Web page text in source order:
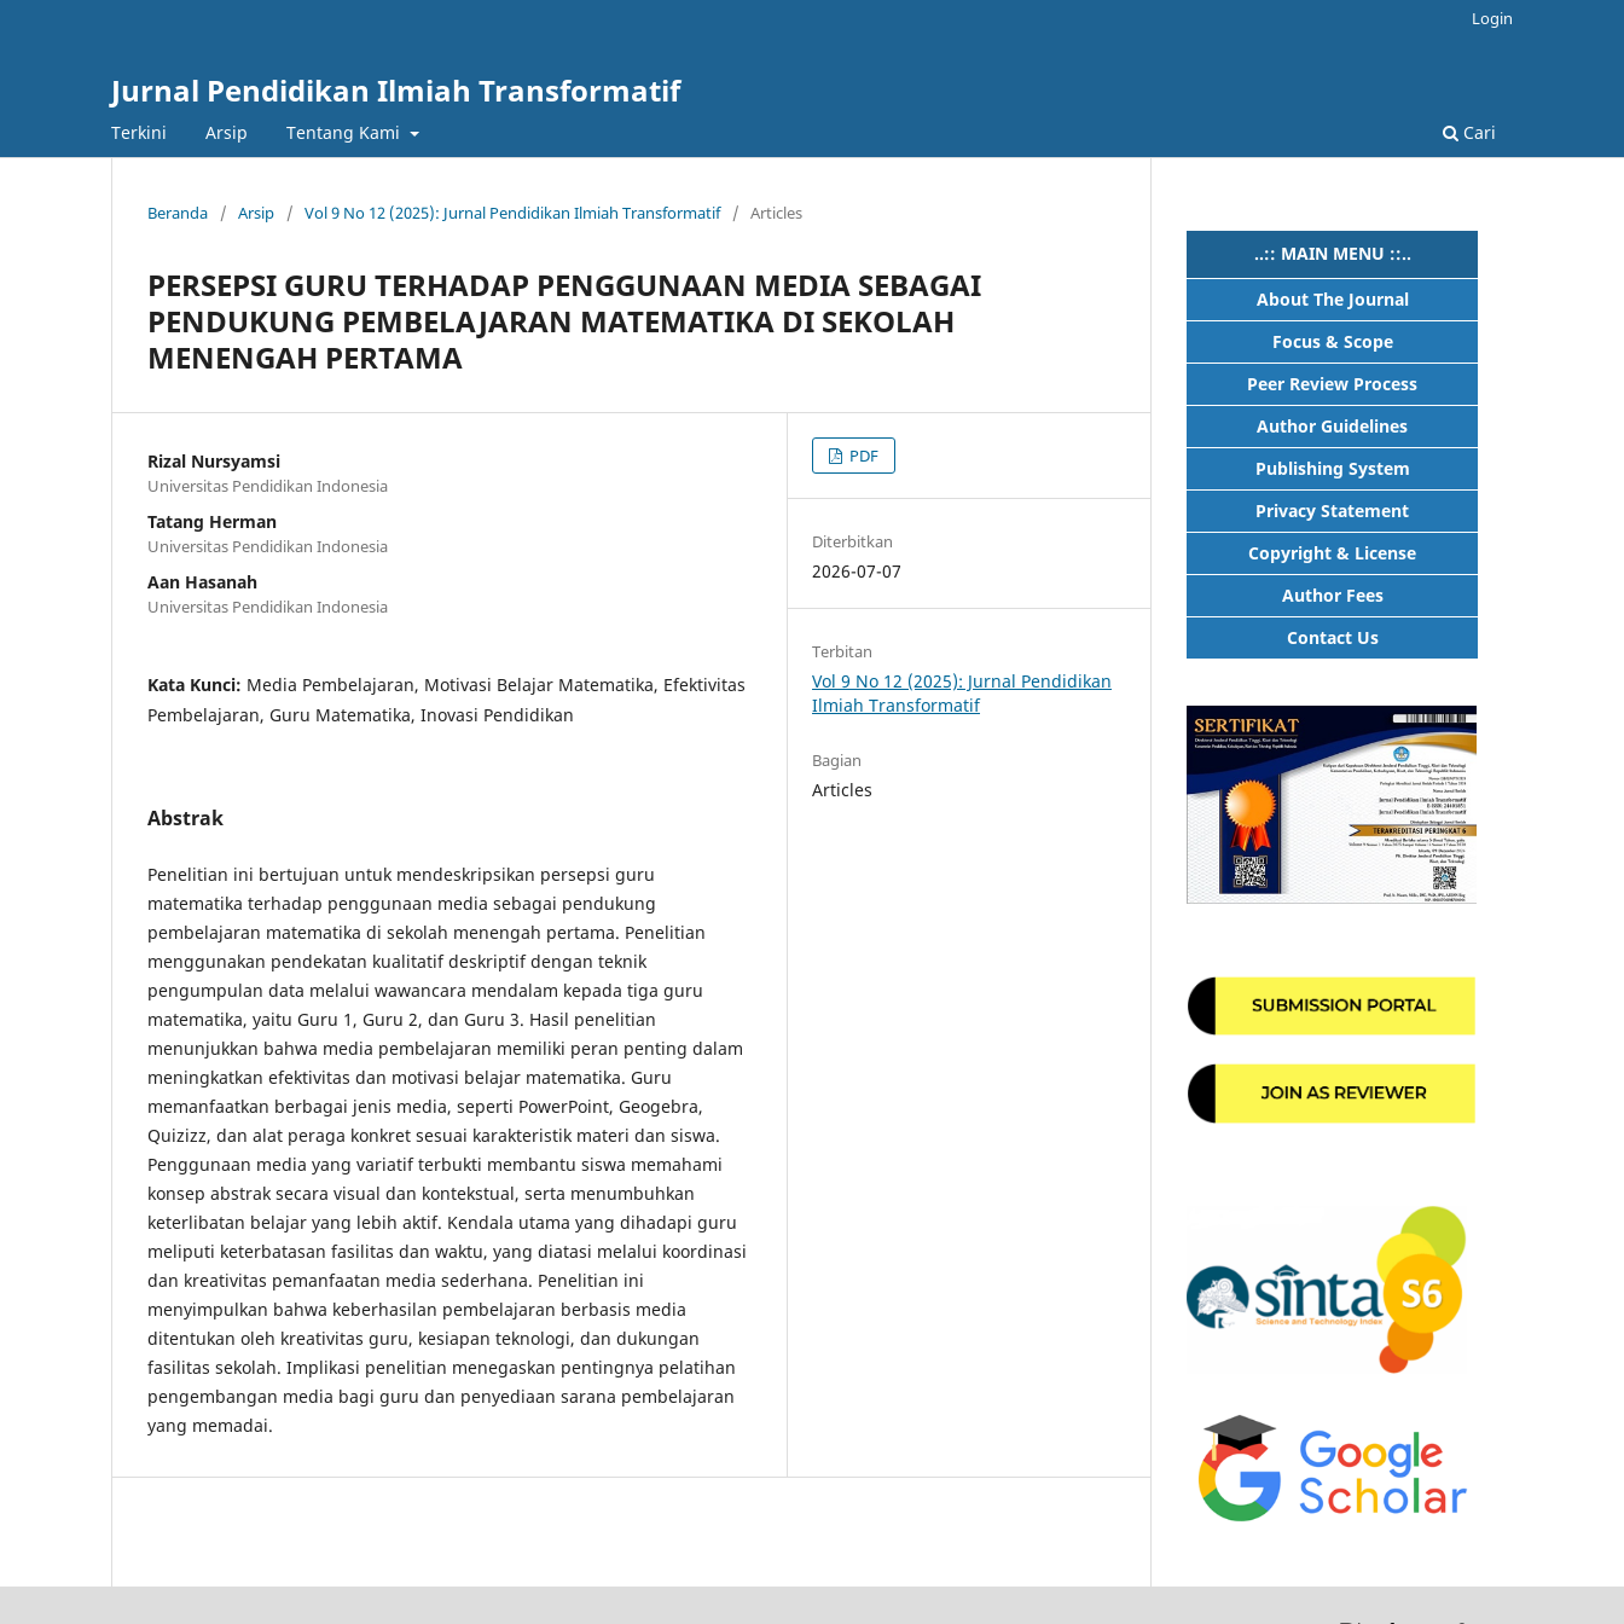
Jurnal Pendidikan Ilmiah Transformatif
Terkini Arsip Tentang Kami Cari
Login
Beranda / Arsip / Vol 9 No 12 (2025): Jurnal Pendidikan Ilmiah Transformatif / Articles
PERSEPSI GURU TERHADAP PENGGUNAAN MEDIA SEBAGAI
PENDUKUNG PEMBELAJARAN MATEMATIKA DI SEKOLAH
MENENGAH PERTAMA
Rizal Nursyamsi
Universitas Pendidikan Indonesia
Tatang Herman
Universitas Pendidikan Indonesia
Aan Hasanah
Universitas Pendidikan Indonesia
Kata Kunci: Media Pembelajaran, Motivasi Belajar Matematika, Efektivitas
Pembelajaran, Guru Matematika, Inovasi Pendidikan
Abstrak
Penelitian ini bertujuan untuk mendeskripsikan persepsi guru
matematika terhadap penggunaan media sebagai pendukung
pembelajaran matematika di sekolah menengah pertama. Penelitian
menggunakan pendekatan kualitatif deskriptif dengan teknik
pengumpulan data melalui wawancara mendalam kepada tiga guru
matematika, yaitu Guru 1, Guru 2, dan Guru 3. Hasil penelitian
menunjukkan bahwa media pembelajaran memiliki peran penting dalam
meningkatkan efektivitas dan motivasi belajar matematika. Guru
memanfaatkan berbagai jenis media, seperti PowerPoint, Geogebra,
Quizizz, dan alat peraga konkret sesuai karakteristik materi dan siswa.
Penggunaan media yang variatif terbukti membantu siswa memahami
konsep abstrak secara visual dan kontekstual, serta menumbuhkan
keterlibatan belajar yang lebih aktif. Kendala utama yang dihadapi guru
meliputi keterbatasan fasilitas dan waktu, yang diatasi melalui koordinasi
dan kreativitas pemanfaatan media sederhana. Penelitian ini
menyimpulkan bahwa keberhasilan pembelajaran berbasis media
ditentukan oleh kreativitas guru, kesiapan teknologi, dan dukungan
fasilitas sekolah. Implikasi penelitian menegaskan pentingnya pelatihan
pengembangan media bagi guru dan penyediaan sarana pembelajaran
yang memadai.
PDF
Diterbitkan
2026-07-07
Terbitan
Vol 9 No 12 (2025): Jurnal Pendidikan
Ilmiah Transformatif
Bagian
Articles
..:: MAIN MENU ::..
About The Journal
Focus & Scope
Peer Review Process
Author Guidelines
Publishing System
Privacy Statement
Copyright & License
Author Fees
Contact Us